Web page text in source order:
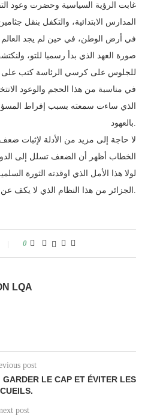
غابت الرؤية السياسية وحضرت وعود
المدارس الابتدائية، والتكفل بنقل
في أرض الوطن، في حين لم يجد العالم
صورة العهد الذي بدأ رسميا للتو،
للجلوس على كرسي الرئاسة كتب على
في مناسبة من هذا الحجم والوعود
الذي ساءت سمعته بسبب إفراط
بالعهود.
لا حاجة إلى مزيد من الأدلة لإثبات
الخطاب أظهر أن الضعف تسلل إلى
لولا هذا الأمل الذي اوقدته الثورة
الجزائر من هذا النظام الذي لا يكف عن إطلاق إشارات نهاية صلاحيته.
0
LQA
post
LE CAP ET ÉVITER LES
post